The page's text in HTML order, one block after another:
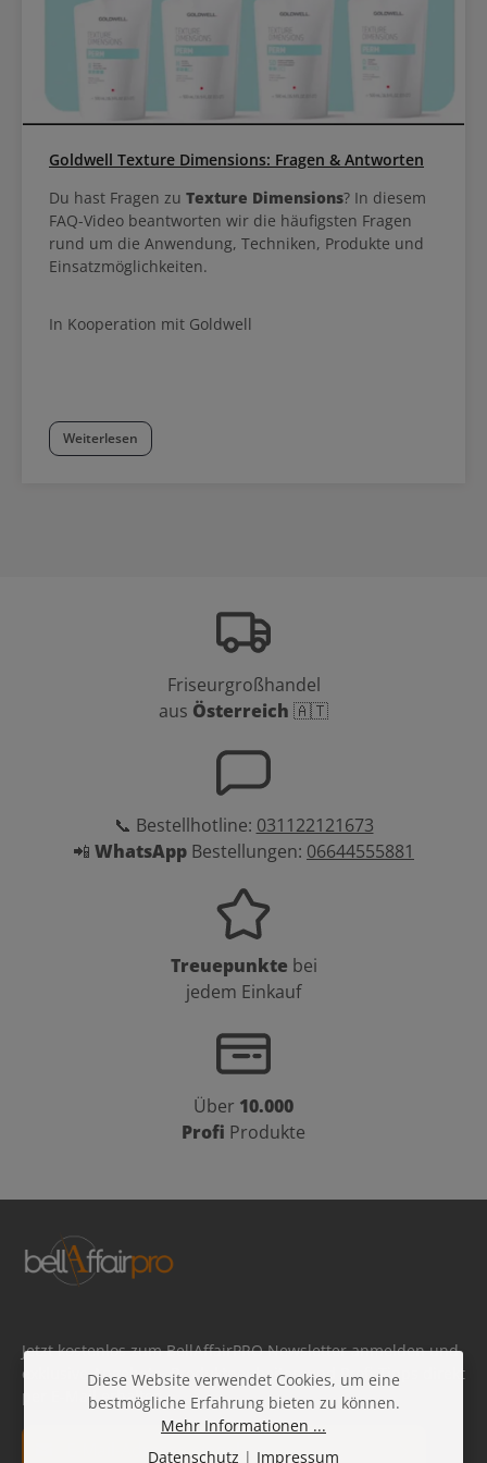
Goldwell Texture Dimensions: Fragen & Antworten
Du hast Fragen zu Texture Dimensions? In diesem
FAQ-Video beantworten wir die häufigsten Fragen
rund um die Anwendung, Techniken, Produkte und
Einsatzmöglichkeiten.
In Kooperation mit Goldwell
Weiterlesen
Friseurgroßhandel
aus Österreich 🇦🇹
📞 Bestellhotline: 031122121673
📲 WhatsApp Bestellungen: 06644555881
Treuepunkte bei
jedem Einkauf
Über 10.000
Profi Produkte
Jetzt kostenlos zum BellAffairPRO Newsletter anmelden und
exklusive Angebote, Produktneuheiten und Profi-Tipps direkt
per E-Mail erhalten.
E-Mail-Adresse*
Diese Website verwendet Cookies, um eine
bestmögliche Erfahrung bieten zu können.
Mehr Informationen ...
Datenschutz | Impressum